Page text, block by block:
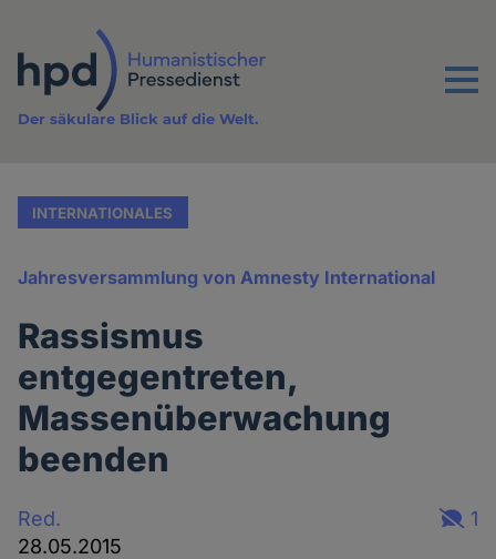
Inhalt
Menu
Der säkulare Blick auf die Welt.
INTERNATIONALES
Jahresversammlung von Amnesty International
Rassismus
entgegentreten,
Massenüberwachung
beenden
Red.
28.05.2015
1